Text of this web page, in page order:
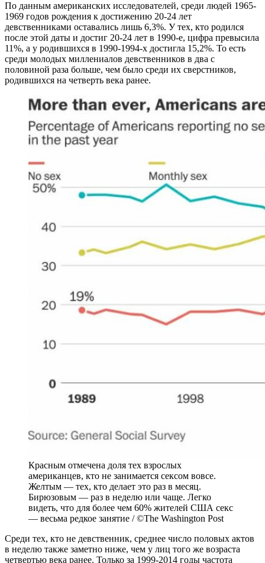
По данным американских исследователей, среди людей 1965-
1969 годов рождения к достижению 20-24 лет
девственниками оставались лишь 6,3%. У тех, кто родился
после этой даты и достиг 20-24 лет в 1990-е, цифра превысила
11%, а у родившихся в 1990-1994-х достигла 15,2%. То есть
среди молодых миллениалов девственников в два с
половиной раза больше, чем было среди их сверстников,
родившихся на четверть века ранее.
Красным отмечена доля тех взрослых
американцев, кто не занимается сексом вовсе.
Желтым — тех, кто делает это раз в месяц.
Бирюзовым — раз в неделю или чаще. Легко
видеть, что для более чем 60% жителей США секс
— весьма редкое занятие / ©The Washington Post
Среди тех, кто не девственник, среднее число половых актов
в неделю также заметно ниже, чем у лиц того же возраста
четвертью века ранее. Только за 1999-2014 годы частота